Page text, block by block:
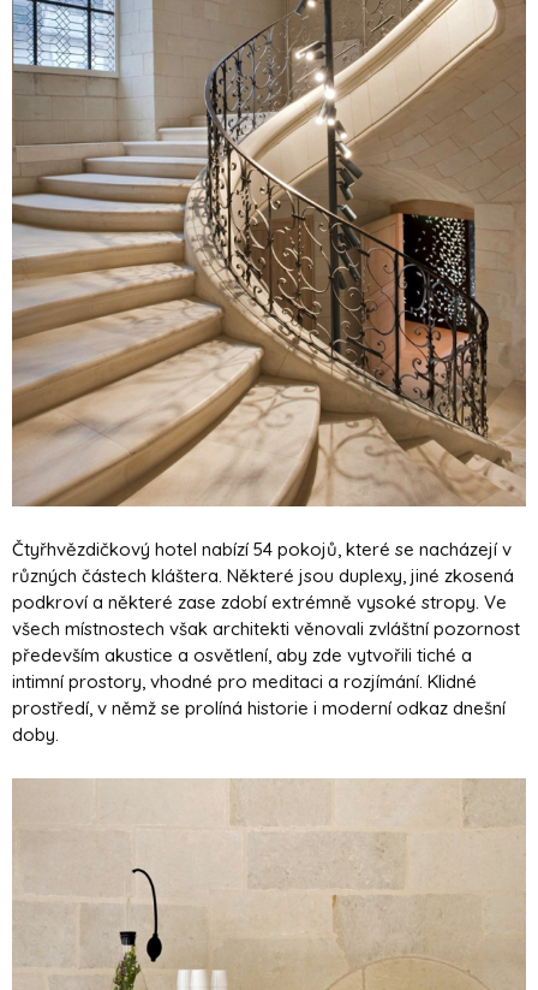
Čtyřhvězdičkový hotel nabízí 54 pokojů, které se nacházejí v
různých částech kláštera. Některé jsou duplexy, jiné zkosená
podkroví a některé zase zdobí extrémně vysoké stropy. Ve
všech místnostech však architekti věnovali zvláštní pozornost
především akustice a osvětlení, aby zde vytvořili tiché a
intimní prostory, vhodné pro meditaci a rozjímání. Klidné
prostředí, v němž se prolíná historie i moderní odkaz dnešní
doby.